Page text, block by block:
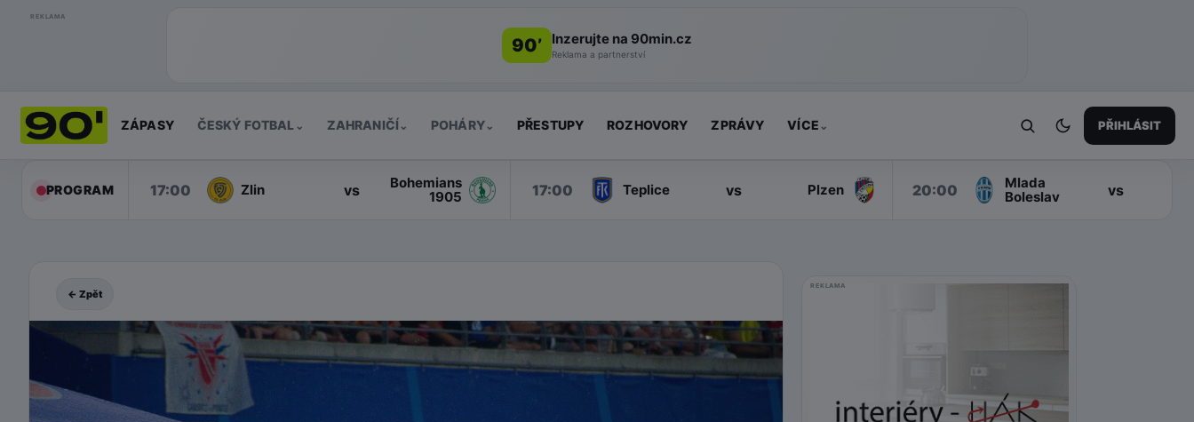
REKLAMA
90’ Inzerujte na 90min.cz
Reklama a partnerství
ZÁPASY ČESKÝ FOTBAL ⌄ ZAHRANIČÍ ⌄ POHÁRY⌄ PŘESTUPY ROZHOVORY ZPRÁVY VÍCE ⌄ PŘIHLÁSIT
PROGRAM 17:00 Zlin vs
Bohemians
1905
17:00 Teplice vs Plzen 20:00
Mlada
Boleslav
vs
← Zpět
REKLAMA